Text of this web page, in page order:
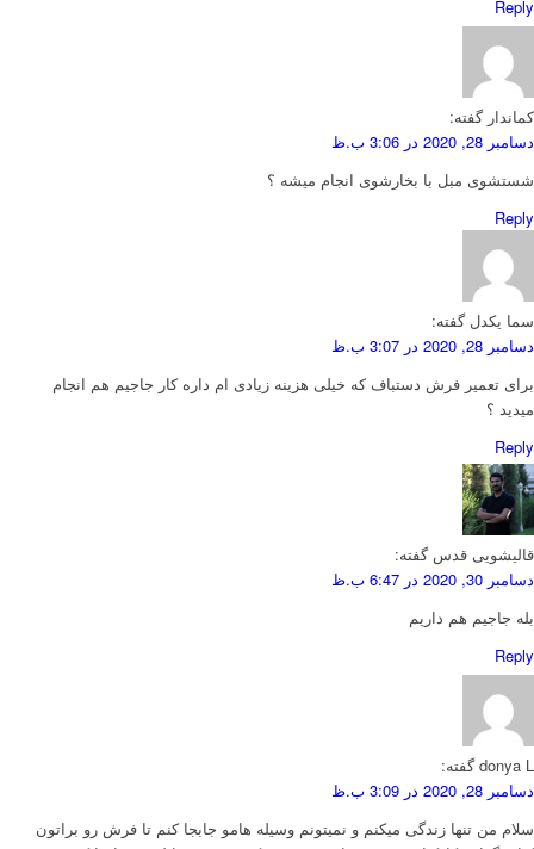
Reply
کماندار گفته:
دسامبر 28, 2020 در 3:06 ب.ظ
شستشوی مبل با بخارشوی انجام میشه ؟
Reply
سما یکدل گفته:
دسامبر 28, 2020 در 3:07 ب.ظ
برای تعمیر فرش دستباف که خیلی هزینه زیادی ام داره کار جاجیم هم انجام
میدید ؟
Reply
قالیشویی قدس گفته:
دسامبر 30, 2020 در 6:47 ب.ظ
بله جاجیم هم داریم
Reply
donya L گفته:
دسامبر 28, 2020 در 3:09 ب.ظ
سلام من تنها زندگی میکنم و نمیتونم وسیله هامو جابجا کنم تا فرش رو براتون